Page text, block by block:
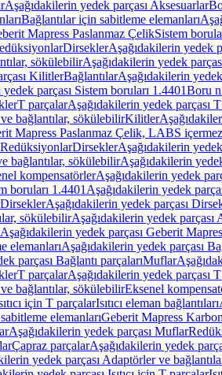
Aşağıdakilerin yedek parçası Aksesuarlar
Bağlantılar için sabitleme elemanları
Mapress Paslanmaz ÇelikSistem
DirseklerAşağıdakilerin yedek
sökülebilirAşağıdakilerin yedek
KilitlerBağlantılarAşağıdakilerin
parçası Sistem boruları 1.4401Boru
T parçalarAşağıdakilerin yedek parçası
bağlantılar, sökülebilirKilitler
Mapress Paslanmaz Çelik, LABS içermez
DirseklerAşağıdakilerin
bağlantılar, sökülebilirAşağıdakilerin
kompensatörlerAşağıdakilerin yedek
boruları 1.4401 Aşağıdakilerin yedek
DirseklerAşağıdakilerin yedek parçası
sökülebilirAşağıdakilerin yedek parçası
Aşağıdakilerin yedek parçası Geberit
elemanlarıAşağıdakilerin yedek parçası
parçası Bağlantı parçalarıMuflar
T parçalarAşağıdakilerin yedek parçası
bağlantılar, sökülebilirEksenel
için T parçalarIsıtıcı eleman bağlantıları
elemanlarıGeberit Mapress
Aşağıdakilerin yedek parçası Muflar
Çapraz parçalarAşağıdakilerin yedek
yedek parçası Adaptörler ve